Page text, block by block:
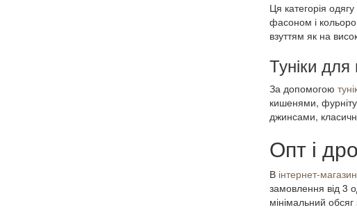
Ця категорія
фасоном і
взуттям як на
Туніки для
За допомогою
кишенями,
джинсами,
Опт і
В інтернет-
замовлення від 3
мінімальний